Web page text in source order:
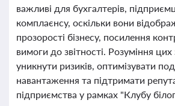
важливі для бухгалтерів,
комплаєнсу, оскільки вони
прозорості бізнесу, посилення
вимоги до звітності. Розуміння
уникнути ризиків, оптимізувати
навантаження та підтримати
підприємства у рамках "Клубу